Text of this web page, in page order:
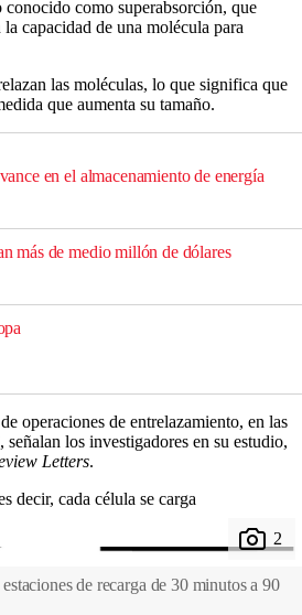
como superabsorción, que
capacidad de una molécula para
las moléculas, lo que significa que
que aumenta su tamaño.
en el almacenamiento de energía
más de medio millón de dólares
operaciones de entrelazamiento, en las
los investigadores en su estudio,
Letters.
decir, cada célula se carga
de recarga de 30 minutos a 90